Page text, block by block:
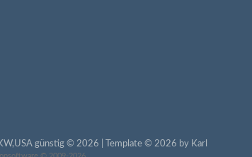
günstig © 2026 | Template © 2026 by Karl